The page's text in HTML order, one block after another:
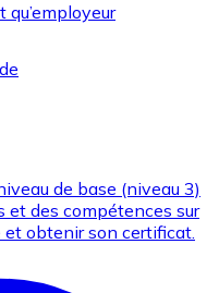
de base (niveau 3)
et des compétences sur
obtenir son certificat.